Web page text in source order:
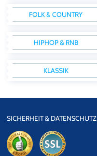
FOLK & COUNTRY
HIPHOP & RNB
KLASSIK
SICHERHEIT & DATENSCHUTZ